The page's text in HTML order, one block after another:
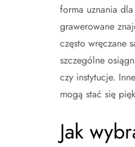
forma uznania
grawerowane
często wręczane
szczególne
czy instytucje.
mogą stać się
Jak